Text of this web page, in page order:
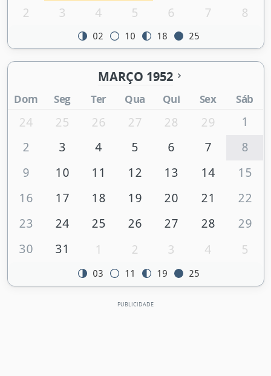
2
3 4 5 6 7 8
02 10 18 25
MARÇO 1952
Dom Seg Ter Qua Qui Sex Sáb
24 25 26 27 28 29
1
2
3 4 5 6 7
8
9
10 11 12 13 14
15
16
17 18 19 20 21
22
23
24 25 26 27 28
29
30
31 1 2 3 4 5
03 11 19 25